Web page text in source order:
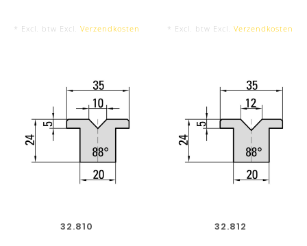
* Excl. btw Excl. Verzendkosten * Excl. btw Excl. Verzendkosten
32.810 32.812